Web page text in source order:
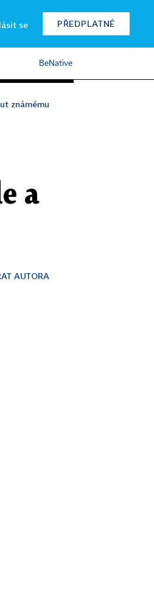
se PŘEDPLATNÉ
BeNative
známému
a
AUTORA